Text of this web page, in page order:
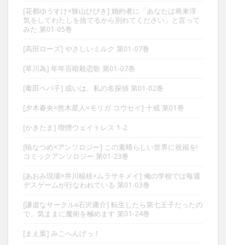
[花都ゆうすけ×狭山ひびき] 婚約者に「あなたは将来浮
気をしてわたしを捨てるから別れてください」と言って
みた 第01-05巻
[高田ローズ] やさしいミルク 第01-07巻
[草川為] 年年百暗殺恋歌 第01-07巻
[毒田ペパ子] 或いは、私の名探偵 第01-02巻
[夕木春央×悠木星人×モリガ コウセイ] 十戒 第01巻
[かきたま] 喫煙ウェイトレス 1-2
[暁なつめ×アンソロジー] この素晴らしい世界に祝福を!
コミックアンソロジー 第01-23巻
[あおみ現場×井川楊枝×ムラサキメイ] 俺の学校では毎週
デスゲームが行なわれている 第01-03巻
[謙虚なサークルx石沢庸介] 転生したら第七王子だったの
で、気ままに魔術を極めます 第01-24巻
[まえ葉] みこへんげっ！